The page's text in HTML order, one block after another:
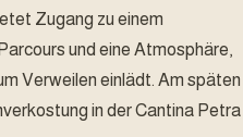
Zugang zu einem
und eine Atmosphäre,
Verweilen einlädt. Am späten
in der Cantina Petra